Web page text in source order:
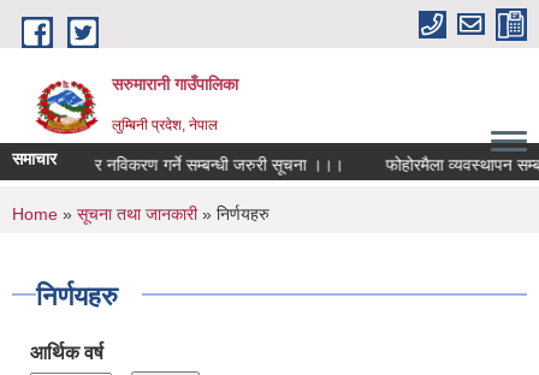
Skip to main content
सरुमारानी गाउँपालिका
लुम्बिनी प्रदेश, नेपाल
समाचारदर्ता र नविकरण गर्ने सम्बन्धी जरुरी सूचना ।।। फोहोरमैला व्यवस्थापन
You are here
Home » सूचना तथा जानकारी» निर्णयहरु
निर्णयहरु
आर्थिक वर्ष